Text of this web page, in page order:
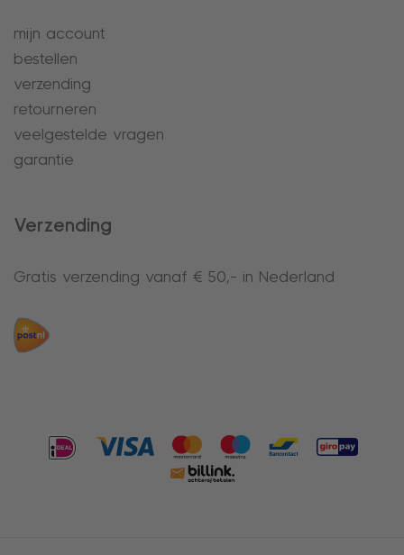
mijn account
bestellen
verzending
retourneren
veelgestelde vragen
garantie
Verzending
Gratis verzending vanaf € 50,- in Nederland